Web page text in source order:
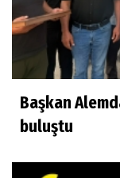
Başkan
buluştu